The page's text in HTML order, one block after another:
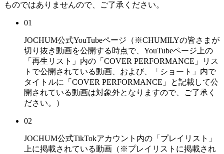
ものではありませんので、ご了承ください。
01
JOCHUM公式YouTubeページ（※CHUMILYの皆さまが
切り抜き動画を公開する時点で、YouTubeページ上の
「再生リスト」内の「COVER PERFORMANCE」リス
トで公開されている動画、および、「ショート」内で
タイトルに「COVER PERFORMANCE」と記載して公
開されている動画は対象外となりますので、ご了承く
ださい。）
02
JOCHUM公式TikTokアカウント内の「プレイリスト」
上に掲載されている動画（※プレイリストに掲載され